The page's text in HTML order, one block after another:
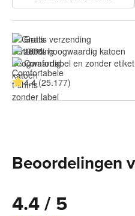
Gratis verzending
100% hoogwaardig katoen
Comfortabel en zonder etiket
4.4 (25.177)
Beoordelingen
4.4 / 5